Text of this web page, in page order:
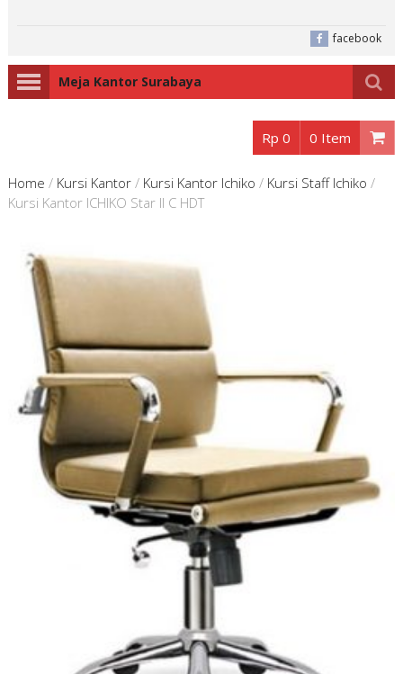
facebook
Meja Kantor Surabaya
Rp 0 0 Item
Home / Kursi Kantor/ Kursi Kantor Ichiko / Kursi Staff Ichiko /
Kursi Kantor ICHIKO Star II C HDT